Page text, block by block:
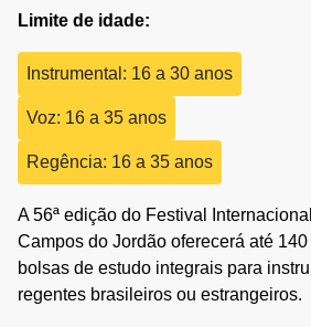
Limite de idade:
Instrumental: 16 a 30 anos
Voz: 16 a 35 anos
Regência: 16 a 35 anos
A 56ª edição do Festival
Campos do Jordão oferecerá até
bolsas de estudo integrais para
regentes brasileiros ou estrangeiros.